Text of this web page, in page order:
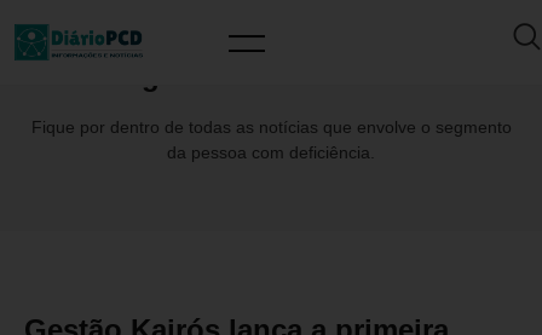
Fique por dentro de todas as notícias que envolve o segmento
da pessoa com deficiência.